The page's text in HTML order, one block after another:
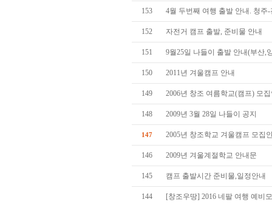
153 4월 두번째 여행 출발 안내. 청주
152 자전거 캠프 출발, 준비물 안내
151 9월25일 나들이 출발 안내(부산,
150 2011년 겨울캠프 안내
149 2006년 창조 여름학교(캠프) 모
148 2009년 3월 28일 나들이 공지
147 2005년 창조학교 겨울캠프 모집
146 2009년 겨울계절학교 안내문
145 캠프 출발시간 준비물,일정안내
144 [창조우땅] 2016 네팔 여행 예비